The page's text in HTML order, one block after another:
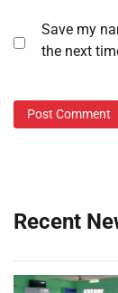
Save my
the next
Recent